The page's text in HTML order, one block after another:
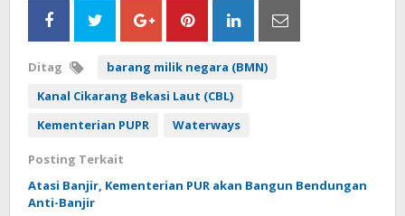
Ditag
barang milik negara (BMN)
Kanal Cikarang Bekasi Laut (CBL)
Kementerian PUPR
Waterways
Posting Terkait
Atasi Banjir, Kementerian PUR akan Bangun Bendungan
Anti-Banjir